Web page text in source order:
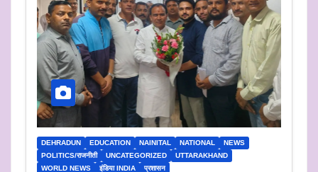
DEHRADUN EDUCATION NAINITAL NATIONAL
NEWS
POLITICS/राजनीती
UNCATEGORIZED
UTTARAKHAND
WORLD NEWS
इंडिया INDIA प्रशासन